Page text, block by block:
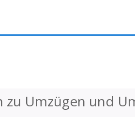
zu Umzügen und